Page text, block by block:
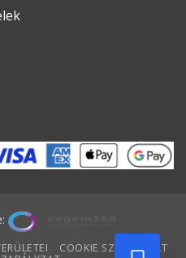
COOKIE SZABÁLYZAT